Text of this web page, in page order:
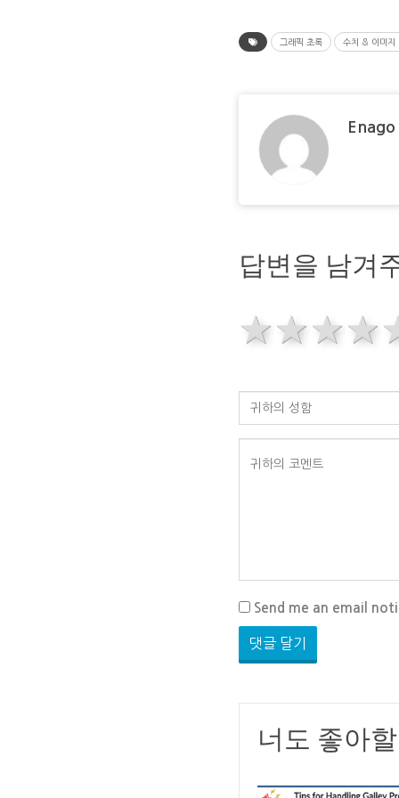
그래픽 초록 수치 & 이미지
답변을 남겨
3
2
1 star
Send me an email
너도 좋아